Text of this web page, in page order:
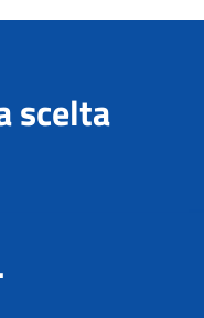
scelta